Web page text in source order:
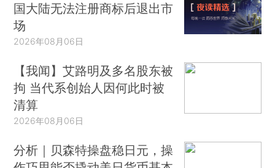
国大陆无法注册商标后退出市
场
2026年08月06日
【我闻】艾路明及多名股东被
拘 当代系创始人因何此时被
清算
2026年08月06日
分析｜贝森特操盘稳日元，操